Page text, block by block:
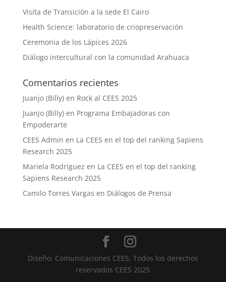
Visita de Transición a la sede El Cairo
Health Science: laboratorio de criopreservación
Ceremonia de los Lápices 2026
Diálogo intercultural con la comunidad Arahuaca
Comentarios recientes
Juanjo (Billy)en Rock al CEES 2025
Juanjo (Billy)en Programa Embajadoras con
Empoderarte
CEES Admin en La CEES en el top del ranking Sapiens
Research 2025
Mariela Rodríguez en La CEES en el top del ranking
Sapiens Research 2025
Camilo Torres Vargas en Diálogos de Prensa
Diseño: Comunicaciones CEES. Todos los derechos
reservados CEES 2025